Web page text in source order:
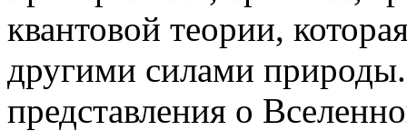
квантовой теории,
другими силами
представления о